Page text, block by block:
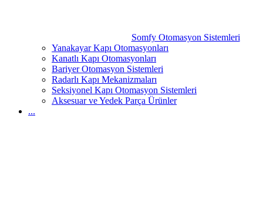
Somfy Otomasyon Sistemleri
Yanakayar Kapı Otomasyonları
Kanatlı Kapı Otomasyonları
Bariyer Otomasyon Sistemleri
Radarlı Kapı Mekanizmaları
Seksiyonel Kapı Otomasyon Sistemleri
Aksesuar ve Yedek Parça Ürünler
...